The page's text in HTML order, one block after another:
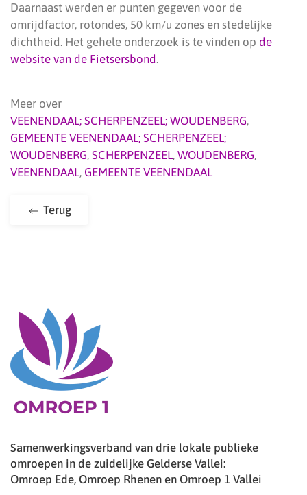
Daarnaast werden er punten gegeven voor de
omrijdfactor, rotondes, 50 km/u zones en stedelijke
dichtheid. Het gehele onderzoek is te vinden op de
website van de Fietsersbond.
Meer over
VEENENDAAL; SCHERPENZEEL; WOUDENBERG,
GEMEENTE VEENENDAAL; SCHERPENZEEL;
WOUDENBERG, SCHERPENZEEL, WOUDENBERG,
VEENENDAAL, GEMEENTE VEENENDAAL
Terug
Samenwerkingsverband van drie lokale publieke
omroepen in de zuidelijke Gelderse Vallei:
Omroep Ede, Omroep Rhenen en Omroep 1 Vallei